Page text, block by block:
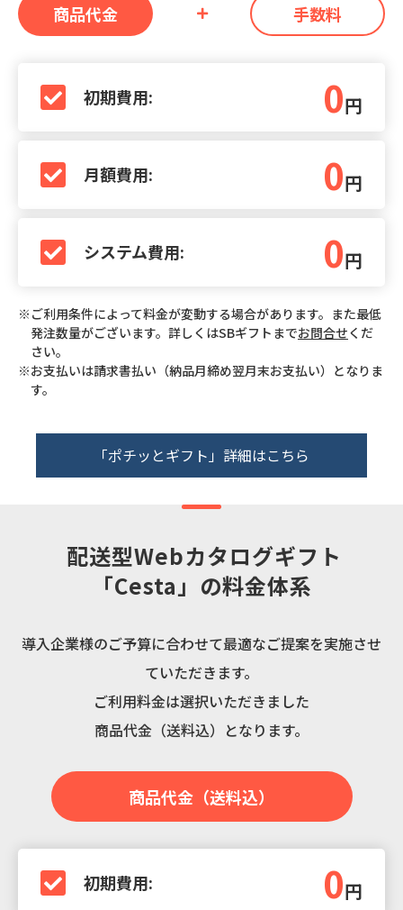
商品代金 手数料
初期費用: 0円
月額費用: 0円
システム費用: 0円
※ご利用条件によって料金が変動する場合があります。また最低
発注数量がございます。詳しくはSBギフトまでお問合せくだ
さい。
※お支払いは請求書払い（納品月締め翌月末お支払い）となりま
す。
「ポチッとギフト」詳細はこちら
配送型Webカタログギフト
「Cesta」の料金体系
導⼊企業様のご予算に合わせて最適なご提案を実施させ
ていただきます。
ご利⽤料⾦は選択いただきました
商品代⾦（送料込）となります。
商品代金（送料込）
初期費用: 0円